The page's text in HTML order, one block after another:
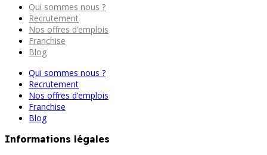
Qui sommes nous ?
Recrutement
Nos offres d’emplois
Franchise
Blog
Qui sommes nous ?
Recrutement
Nos offres d’emplois
Franchise
Blog
Informations légales